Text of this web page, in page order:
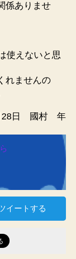
係ありませ
使えないと思
れませんの
28日 國村 年
イートする